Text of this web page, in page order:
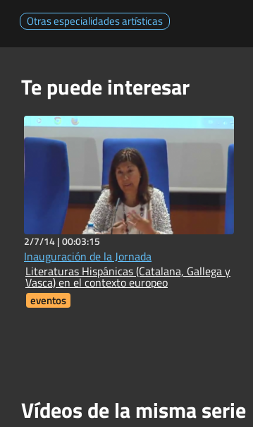
Otras especialidades artísticas
Te puede interesar
2/7/14 |00:03:15
Inauguración de la Jornada
Literaturas Hispánicas (Catalana, Gallega y
Vasca) en el contexto europeo
eventos
Vídeos de la misma serie